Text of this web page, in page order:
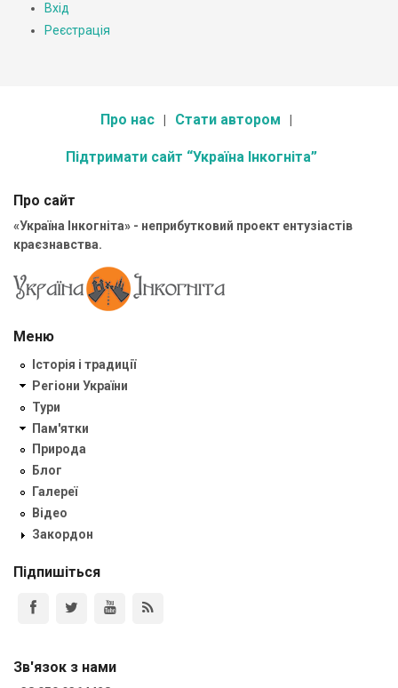
Вхід
Реєстрація
Про нас Стати автором
Підтримати сайт “Україна Інкогніта”
Про сайт
«Україна Інкогніта» - неприбутковий проект ентузіастів
краєзнавства.
Меню
Історія і традиції
Регіони України
Тури
Пам'ятки
Природа
Блог
Галереї
Відео
Закордон
Підпишіться
Зв'язок з нами